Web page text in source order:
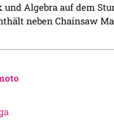
Algebra auf dem
neben Chainsaw